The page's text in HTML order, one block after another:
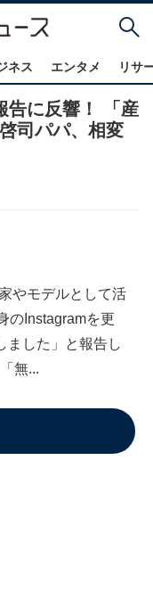
ネス エンタメ リサ
告に反響！ 「産
司パパ、相変
やモデルとして活
のInstagramを更
ました」と報告し
無...